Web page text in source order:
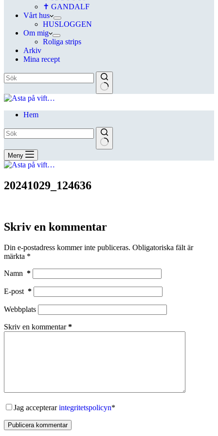
✝ GANDALF
Vårt hus
HUSLOGGEN
Om mig
Roliga strips
Arkiv
Mina recept
Hem
Meny
20241029_124636
Skriv en kommentar
Din e-postadress kommer inte publiceras. Obligatoriska fält är
märkta *
Namn *
E-post *
Webbplats
Skriv en kommentar*
Jag accepterarintegritetspolicyn*
Publicera kommentar